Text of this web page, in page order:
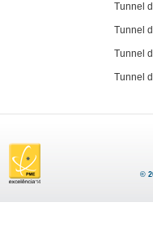
Tunnel
Tunnel
Tunnel
Tunnel
©